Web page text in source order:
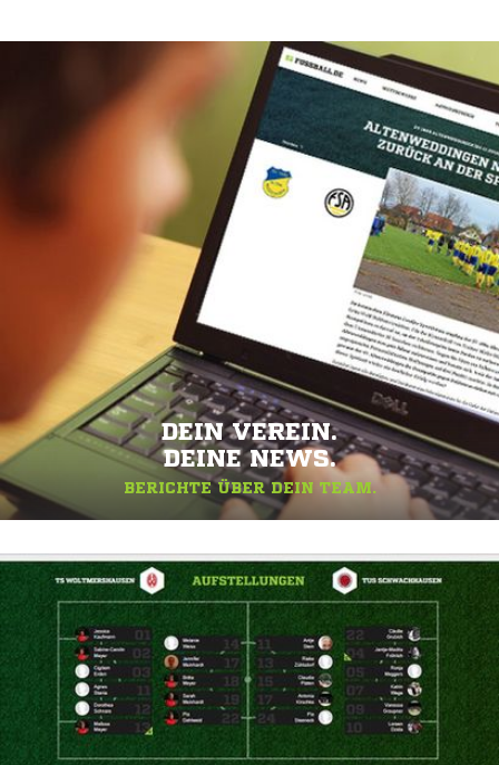
DEIN VEREIN.
DEINE NEWS.
BERICHTE ÜBER DEIN TEAM.